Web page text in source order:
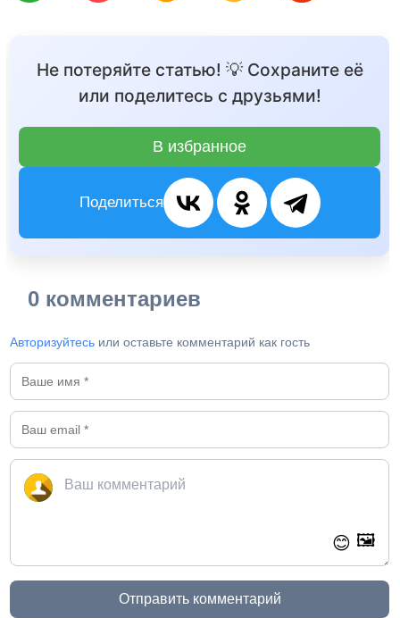
Не потеряйте статью! 💡 Сохраните её
или поделитесь с друзьями!
В избранное
Поделиться
0 комментариев
Авторизуйтесь или оставьте комментарий как гость
😊 🖼️
Отправить комментарий